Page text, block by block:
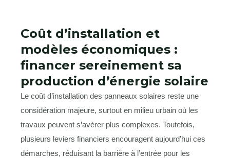
Coût d’installation et
modèles économiques :
financer sereinement sa
production d’énergie solaire
Le coût d’installation des panneaux solaires reste une
considération majeure, surtout en milieu urbain où les
travaux peuvent s’avérer plus complexes. Toutefois,
plusieurs leviers financiers encouragent aujourd’hui ces
démarches, réduisant la barrière à l’entrée pour les